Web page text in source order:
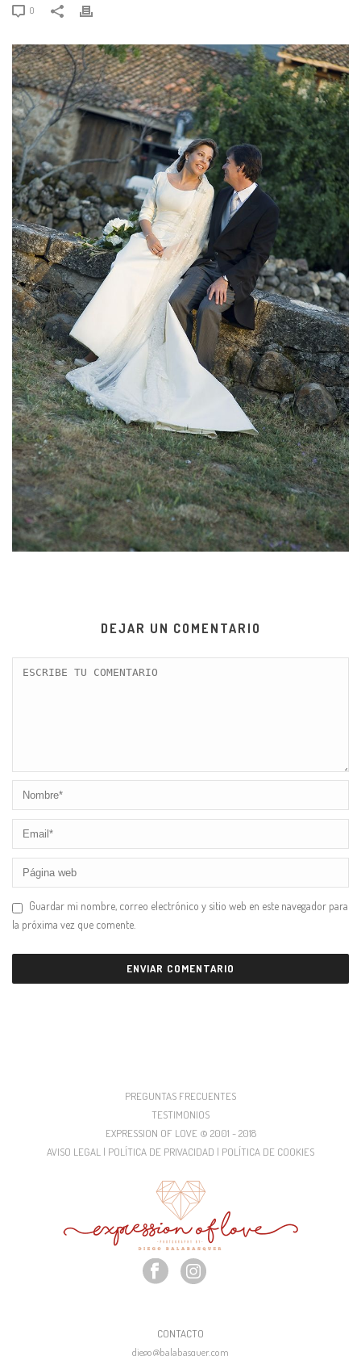
0
DEJAR UN COMENTARIO
Guardar mi nombre, correo electrónico y sitio web en este navegador para
la próxima vez que comente.
PREGUNTAS FRECUENTES
TESTIMONIOS
EXPRESSION OF LOVE © 2001 - 2018
AVISO LEGAL | POLÍTICA DE PRIVACIDAD | POLÍTICA DE COOKIES
CONTACTO
diego@balabasquer.com